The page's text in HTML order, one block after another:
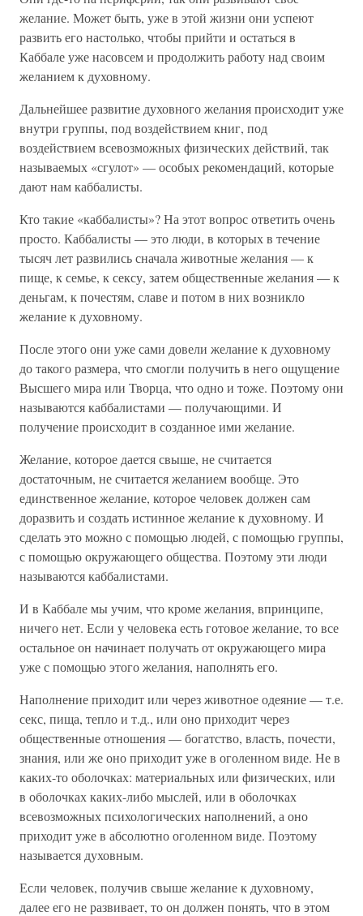
желание. Может быть, уже в этой жизни они успеют
развить его настолько, чтобы прийти и остаться в
Каббале уже насовсем и продолжить работу над своим
желанием к духовному.
Дальнейшее развитие духовного желания происходит уже
внутри группы, под воздействием книг, под
воздействием всевозможных физических действий, так
называемых «сгулот» — особых рекомендаций, которые
дают нам каббалисты.
Кто такие «каббалисты»? На этот вопрос ответить очень
просто. Каббалисты — это люди, в которых в течение
тысяч лет развились сначала животные желания — к
пище, к семье, к сексу, затем общественные желания — к
деньгам, к почестям, славе и потом в них возникло
желание к духовному.
После этого они уже сами довели желание к духовному
до такого размера, что смогли получить в него ощущение
Высшего мира или Творца, что одно и тоже. Поэтому они
называются каббалистами — получающими. И
получение происходит в созданное ими желание.
Желание, которое дается свыше, не считается
достаточным, не считается желанием вообще. Это
единственное желание, которое человек должен сам
доразвить и создать истинное желание к духовному. И
сделать это можно с помощью людей, с помощью группы,
с помощью окружающего общества. Поэтому эти люди
называются каббалистами.
И в Каббале мы учим, что кроме желания, впринципе,
ничего нет. Если у человека есть готовое желание, то все
остальное он начинает получать от окружающего мира
уже с помощью этого желания, наполнять его.
Наполнение приходит или через животное одеяние — т.е.
секс, пища, тепло и т.д., или оно приходит через
общественные отношения — богатство, власть, почести,
знания, или же оно приходит уже в оголенном виде. Не в
каких-то оболочках: материальных или физических, или
в оболочках каких-либо мыслей, или в оболочках
всевозможных психологических наполнений, а оно
приходит уже в абсолютно оголенном виде. Поэтому
называется духовным.
Если человек, получив свыше желание к духовному,
далее его не развивает, то он должен понять, что в этом